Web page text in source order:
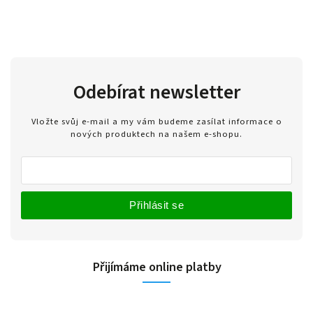
Odebírat newsletter
Vložte svůj e-mail a my vám budeme zasílat informace o
nových produktech na našem e-shopu.
Přihlásit se
Přijímáme online platby